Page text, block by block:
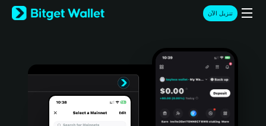
English
日本語
Türkçe
تنزيل الآن